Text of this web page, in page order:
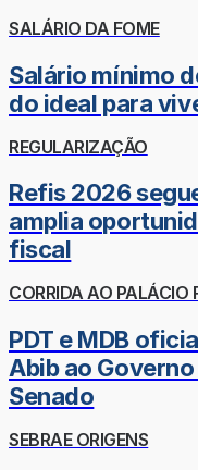
SALÁRIO DA FOME
Salário mínimo
do ideal para
REGULARIZAÇÃO
Refis 2026
amplia
fiscal
CORRIDA AO PALÁCIO
PDT e MDB
Abib ao
Senado
SEBRAE ORIGENS